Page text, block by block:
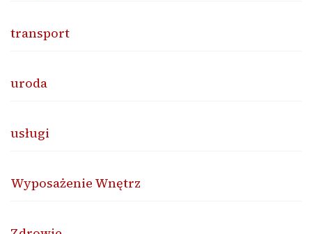
transport
uroda
usługi
Wyposażenie Wnętrz